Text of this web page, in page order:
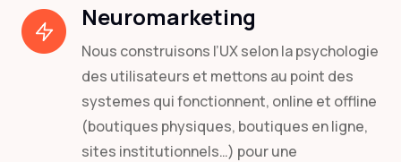
Neuromarketing
Nous construisons l’UX selon la psychologie
des utilisateurs et mettons au point des
systemes qui fonctionnent, online et offline
(boutiques physiques, boutiques en ligne,
sites institutionnels…) pour une